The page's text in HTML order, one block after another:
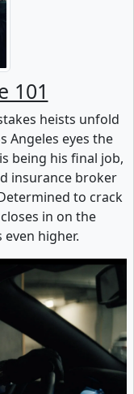
101
heists unfold
Angeles eyes the
being his final job,
insurance broker
to crack
in on the
higher.